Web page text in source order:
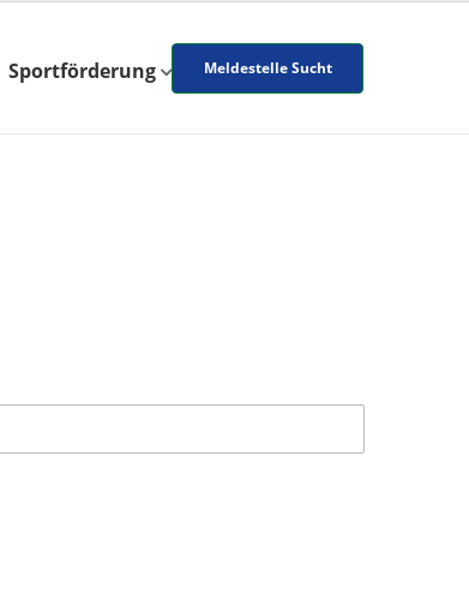
Sportförderung Meldestelle Sucht